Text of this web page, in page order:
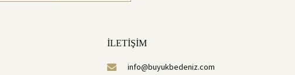
İLETİŞİM
info@buyukbedeniz.com